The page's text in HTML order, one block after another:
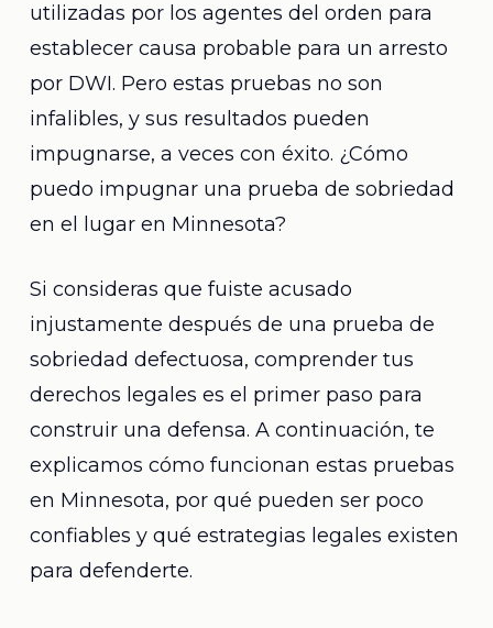
utilizadas por los agentes del orden para
establecer causa probable para un arresto
por DWI. Pero estas pruebas no son
infalibles, y sus resultados pueden
impugnarse, a veces con éxito. ¿Cómo
puedo impugnar una prueba de sobriedad
en el lugar en Minnesota?
Si consideras que fuiste acusado
injustamente después de una prueba de
sobriedad defectuosa, comprender tus
derechos legales es el primer paso para
construir una defensa. A continuación, te
explicamos cómo funcionan estas pruebas
en Minnesota, por qué pueden ser poco
confiables y qué estrategias legales existen
para defenderte.